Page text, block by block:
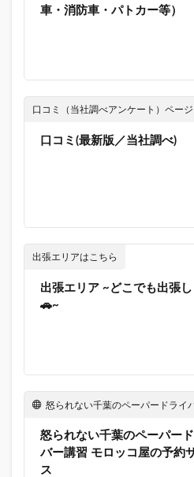
車・消防車・パトカー等）
口コミ（当社調べアンケート）ページ
口コミ(最新版／当社調べ)
出張エリアはこちら
出張エリア ~どこでも出張
🚗~
怒られない千葉のペーパードライバー講
怒られない千葉のペーパー
バー講習 モロッコ屋の予約
ス